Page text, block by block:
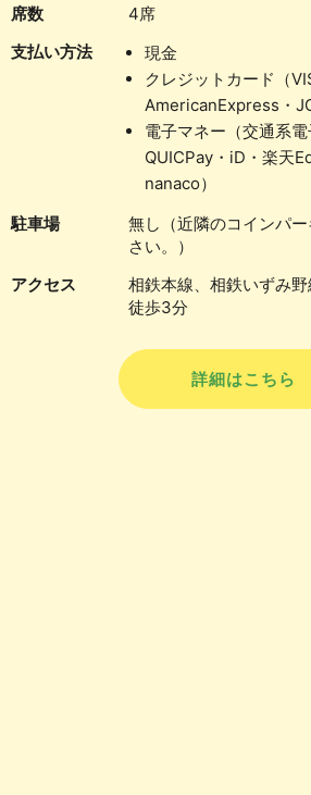
席数
4席
支払い方法
現金
クレジットカード（
AmericanExpress・
電子マネー（交通系電
QUICPay・iD・楽天
nanaco）
駐車場
無し（近隣のコインパ
さい。）
アクセス
相鉄本線、相鉄いずみ
徒歩3分
詳細はこちら